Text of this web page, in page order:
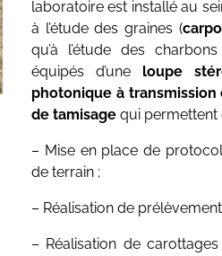
laboratoire est installé au
à l’étude des graines (
qu’à l’étude des
équipés d’une loupe
photonique à
de tamisage qui permettent
– Mise en place de
de terrain ;
– Réalisation de
– Réalisation de